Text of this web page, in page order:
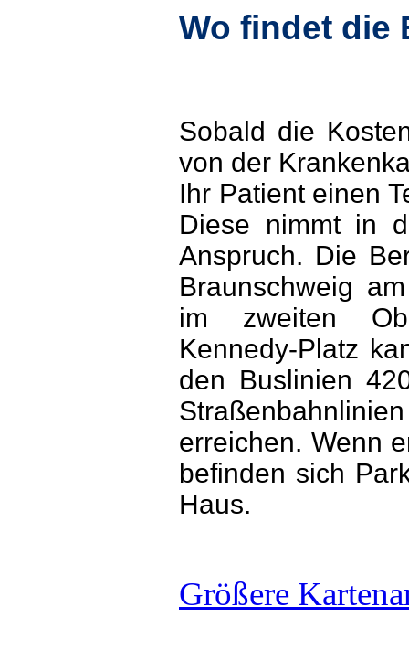
Wo findet die
Sobald die
von der
Ihr Patient einen
Diese nimmt in
Anspruch. Die
Braunschweig
im zweiten
Kennedy-Platz
den Buslinien
erreichen. Wenn
befinden sich
Haus.
Größere